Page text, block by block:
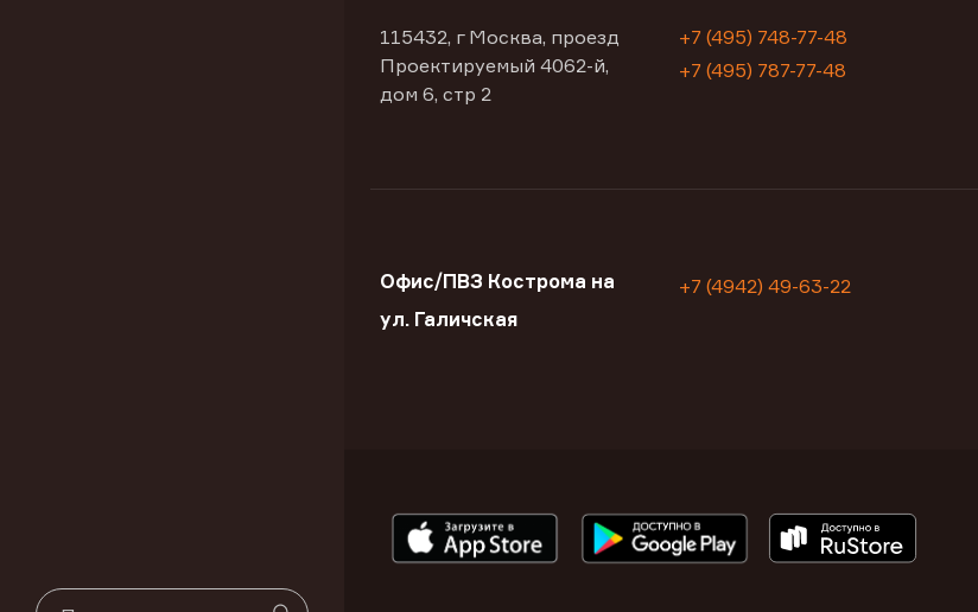
115432, г Москва, проезд
Проектируемый 4062-й,
дом 6, стр 2
+7 (495) 748-77-48
+7 (495) 787-77-48
Офис/ПВЗ Кострома на
ул. Галичская
+7 (4942) 49-63-22